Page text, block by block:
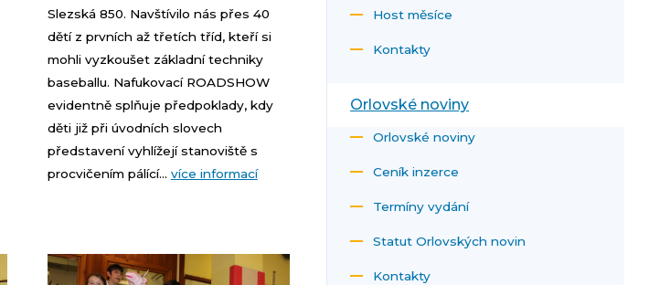
Slezská 850. Navštívilo nás přes 40
dětí z prvních až třetích tříd, kteří si
mohli vyzkoušet základní techniky
baseballu. Nafukovací ROADSHOW
evidentně splňuje předpoklady, kdy
děti již při úvodních slovech
představení vyhlížejí stanoviště s
procvičením pálící... více informací
Host měsíce
Kontakty
Orlovské noviny
Orlovské noviny
Ceník inzerce
Termíny vydání
Statut Orlovských novin
Kontakty